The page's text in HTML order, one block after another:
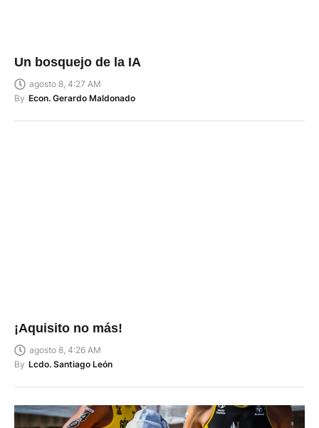
Un bosquejo de la IA
agosto 8, 4:27 AM
By Econ. Gerardo Maldonado
¡Aquisito no más!
agosto 8, 4:26 AM
By Lcdo. Santiago León